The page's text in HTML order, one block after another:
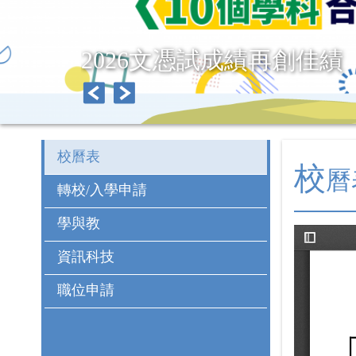
2026文憑試成績再創佳績
校曆表
轉校/入學申請
學與教
資訊科技
職位申請
校